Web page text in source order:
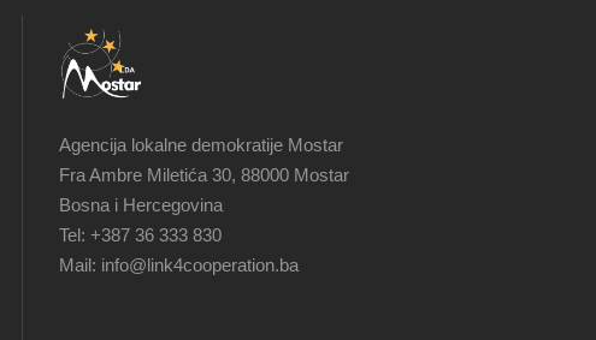
Agencija lokalne demokratije Mostar
Fra Ambre Miletića 30, 88000 Mostar
Bosna i Hercegovina
Tel: +387 36 333 830
Mail: info@link4cooperation.ba